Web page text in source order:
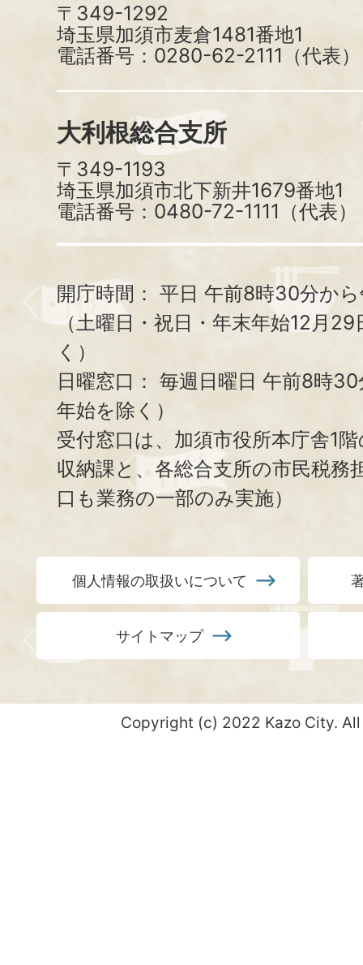
〒349-1292
埼玉県加須市麦倉1481番地1
電話番号：0280-62-2111（代表）
大利根総合支所
〒349-1193
埼玉県加須市北下新井1679番地1
電話番号：0480-72-1111（代表）
開庁時間： 平日 午前8時30分か
（土曜日・祝日・年末年始12月
く）
日曜窓口： 毎週日曜日 午前8時
年始を除く）
受付窓口は、加須市役所本庁舎1
収納課と、 各総合支所の市民税務
口も業務の一部のみ実施）
個人情報の取扱いについて
サイトマップ
Copyright (c) 2022 Kazo City.